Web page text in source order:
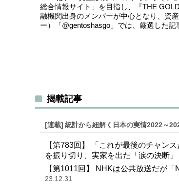
総合情報サイト」を目指し、『THE
融機関出身のメンバーが中心となり、資
ー）
「@gentoshasgo」 では、厳選した記
揭載記事
[連載] 統計から紐解く日本の実情2022～
【第783回】 「これが最後のチャン
を振り切り、実家を出た「涙の決断」
【第1011回】 NHKは公共放送だが
23.12.31